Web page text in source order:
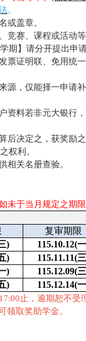
。
或盖章。
竞赛、课程或活动
期】请分开提出申请
票证明联、免用统
，仅能择一申请
资料若非元大银行
后决定之，获奖励
权利。
相关名册查验。
未于当月规定之期
复审期限
) 115.10.12(
) 115.11.11(
) 115.12.09(
) 115.12.14(
止，逾期恕不受
领取奖助学金。